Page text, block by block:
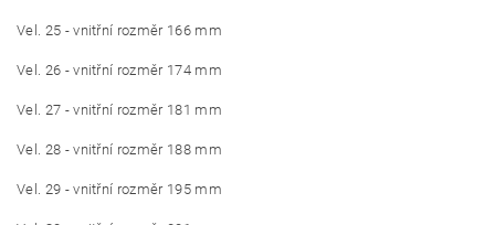
Vel. 25 - vnitřní rozměr 166 mm
Vel. 26 - vnitřní rozměr 174 mm
Vel. 27 - vnitřní rozměr 181 mm
Vel. 28 - vnitřní rozměr 188 mm
Vel. 29 - vnitřní rozměr 195 mm